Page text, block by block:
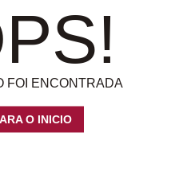
FOI ENCONTRADA
O INICIO